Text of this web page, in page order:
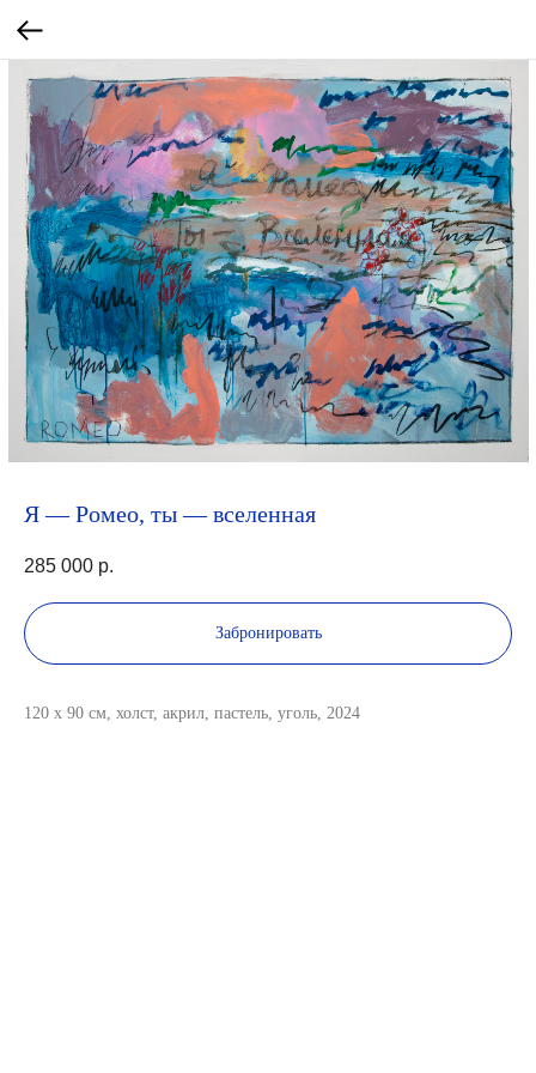
Я — Ромео, ты — вселенная
285 000 р.
Забронировать
120 x 90 см, холст, акрил, пастель, уголь, 2024